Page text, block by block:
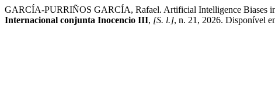
GARCÍA-PURRIÑOS GARCÍA, Rafael. Artificial Intelligence Biases
Internacional conjunta Inocencio III, [S. l.], n. 21, 2026. Disponível